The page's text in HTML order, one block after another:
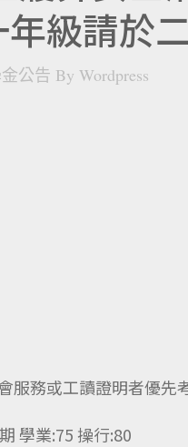
級請於
公告 By Wordpress
服務或工讀證明者優
學業:75 操行:80